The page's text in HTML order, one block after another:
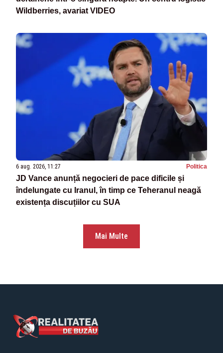
Wildberries, avariat VIDEO
6 aug. 2026, 11:27 Politica
JD Vance anunță negocieri de pace dificile și
îndelungate cu Iranul, în timp ce Teheranul neagă
existența discuțiilor cu SUA
Mai Multe